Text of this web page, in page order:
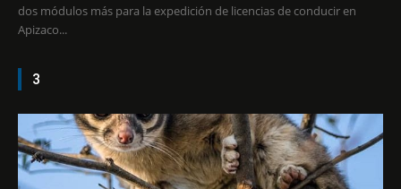
dos módulos más para la expedición de licencias de conducir en
Apizaco...
3